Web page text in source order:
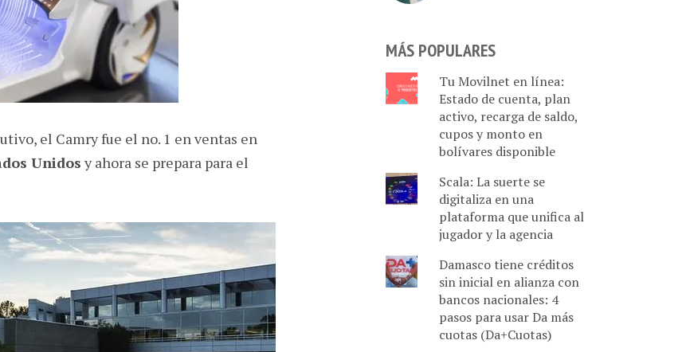
el Camry fue el no. 1 en ventas en
Unidos y ahora se prepara para el
MÁS POPULARES
Tu Movilnet en línea:
Estado de cuenta, plan
activo, recarga de saldo,
cupos y monto en
bolívares disponible
Scala: La suerte se
digitaliza en una
plataforma que unifica al
jugador y la agencia
Damasco tiene créditos
sin inicial en alianza con
bancos nacionales: 4
pasos para usar Da más
cuotas (Da+Cuotas)